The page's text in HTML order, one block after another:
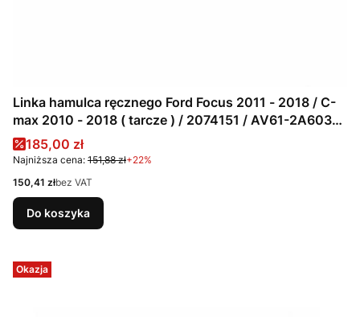
Linka hamulca ręcznego Ford Focus 2011 - 2018 / C-
max 2010 - 2018 ( tarcze ) / 2074151 / AV61-2A603-
BLCena promocyjna
185,00 zł
Najniższa cena: 151,88 zł+22%
Cena
150,41 złbez VAT
Do koszyka
Okazja